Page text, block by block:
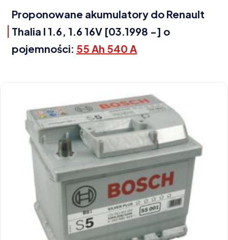
Proponowane akumulatory do Renault
Thalia I 1.6, 1.6 16V [03.1998 -] o
pojemności: 55 Ah 540 A